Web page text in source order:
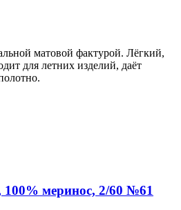
матовой фактурой. Лёгкий,
для летних изделий, даёт
меринос, 2/60 №61